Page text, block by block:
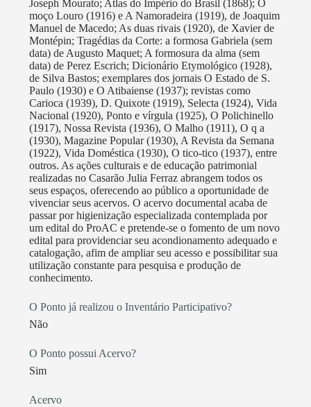
Joseph Mourato; Atlas do Império do Brasil (1868); O
moço Louro (1916) e A Namoradeira (1919), de Joaquim
Manuel de Macedo; As duas rivais (1920), de Xavier de
Montépin; Tragédias da Corte: a formosa Gabriela (sem
data) de Augusto Maquet; A formosura da alma (sem
data) de Perez Escrich; Dicionário Etymológico (1928),
de Silva Bastos; exemplares dos jornais O Estado de S.
Paulo (1930) e O Atibaiense (1937); revistas como
Carioca (1939), D. Quixote (1919), Selecta (1924), Vida
Nacional (1920), Ponto e vírgula (1925), O Polichinello
(1917), Nossa Revista (1936), O Malho (1911), O q a
(1930), Magazine Popular (1930), A Revista da Semana
(1922), Vida Doméstica (1930), O tico-tico (1937), entre
outros. As ações culturais e de educação patrimonial
realizadas no Casarão Julia Ferraz abrangem todos os
seus espaços, oferecendo ao público a oportunidade de
vivenciar seus acervos. O acervo documental acaba de
passar por higienização especializada contemplada por
um edital do ProAC e pretende-se o fomento de um novo
edital para providenciar seu acondionamento adequado e
catalogação, afim de ampliar seu acesso e possibilitar sua
utilização constante para pesquisa e produção de
conhecimento.
O Ponto já realizou o Inventário Participativo?
Não
O Ponto possui Acervo?
Sim
Acervo